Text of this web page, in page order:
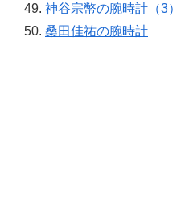
神谷宗幣の腕時計（3）
桑田佳祐の腕時計